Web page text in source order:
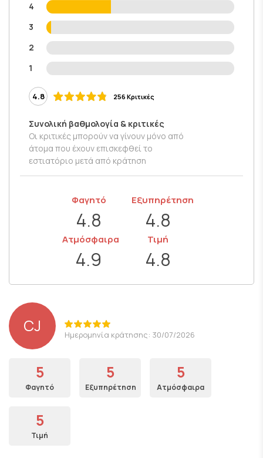
4
3
2
1
4.8 256 Κριτικές
Συνολική βαθμολογία & κριτικές
Οι κριτικές μπορούν να γίνουν μόνο από
άτομα που έχουν επισκεφθεί το
εστιατόριο μετά από κράτηση
Φαγητό
4.8
Εξυπηρέτηση
4.8
Ατμόσφαιρα
4.9
Τιμή
4.8
CJ Ημερομηνία κράτησης: 30/07/2026
5
Φαγητό
5
Εξυπηρέτηση
5
Ατμόσφαιρα
5
Τιμή